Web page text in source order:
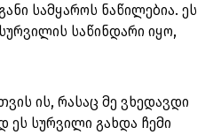
სამყაროს ნაწილებია. ეს
საწინდარი იყო,
ის, რასაც მე ვხედავდი
ეს სურვილი გახდა ჩემი